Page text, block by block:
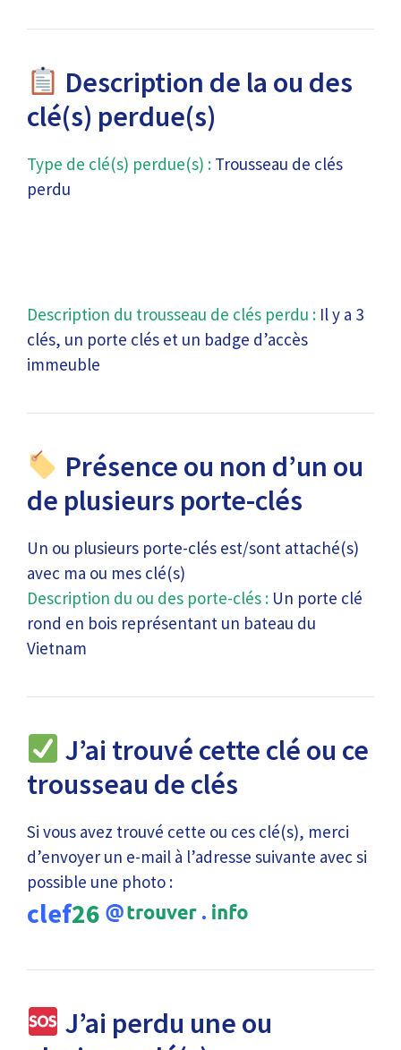
Description de la ou des
clé(s) perdue(s)
Type de clé(s) perdue(s) : Trousseau de clés
perdu
Description du trousseau de clés perdu : Il y a 3
clés, un porte clés et un badge d’accès
immeuble
Présence ou non d’un ou
de plusieurs porte-clés
Un ou plusieurs porte-clés est/sont attaché(s)
avec ma ou mes clé(s)
Description du ou des porte-clés : Un porte clé
rond en bois représentant un bateau du
Vietnam
J’ai trouvé cette clé ou ce
trousseau de clés
Si vous avez trouvé cette ou ces clé(s), merci
d’envoyer un e-mail à l’adresse suivante avec si
possible une photo :
clef26
J’ai perdu une ou